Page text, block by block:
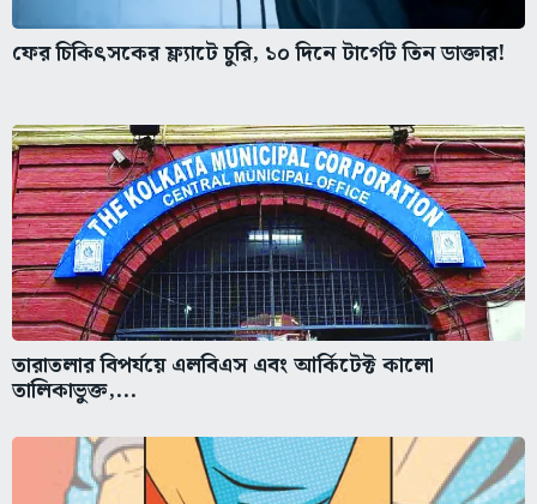
ফের চিকিৎসকের ফ্ল্যাটে চুরি, ১০ দিনে টার্গেট তিন ডাক্তার!
তারাতলার বিপর্যয়ে এলবিএস এবং আর্কিটেক্ট কালো
তালিকাভুক্ত,...